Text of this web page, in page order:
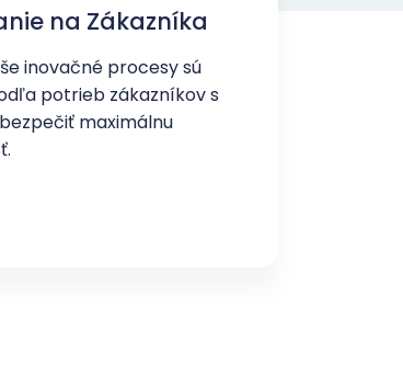
na Zákazníka
inovačné procesy sú
potrieb zákazníkov s
maximálnu